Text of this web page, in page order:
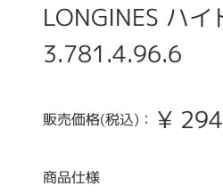
LONGINES ハ
3.781.4.96.6
販売価格(税込)： ¥
商品仕様